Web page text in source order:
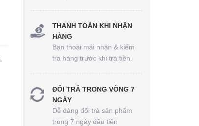
THANH TOÁN KHI NHẬN
HÀNG
Bạn thoải mái nhận & kiểm
tra hàng trước khi trả tiền.
ĐỔI TRẢ TRONG VÒNG 7
NGÀY
Dễ dàng đổi trả sản phẩm
trong 7 ngày đầu tiên